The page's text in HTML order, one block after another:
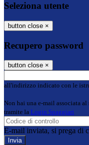
Seleziona utente
button close ×
Recupero password
button close ×
all'indirizzo indicato con le
Non hai una e-mail associata
tramite la Login Spaggiari
E-mail inviata, si prega di